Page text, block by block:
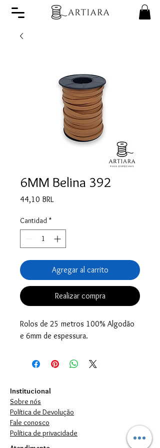
6MM Belina 392
44,10 BRL
Cantidad *
Agregar al carrito
Realizar compra
Rolos de 25 metros 100% Algodão
e 6mm de espessura.
Institucional
Sobre nós
Política de Devolução
Fale conosco
Política de privacidade